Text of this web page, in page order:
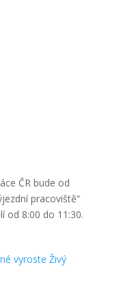
ČR bude od
pracoviště“
od 8:00 do 11:30.